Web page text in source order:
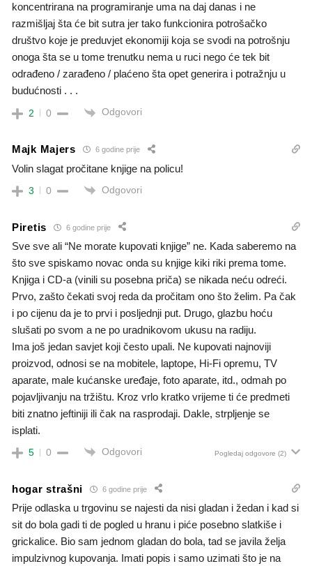
koncentrirana na programiranje uma na daj danas i ne
razmišljaj šta će bit sutra jer tako funkcionira potrošačko
društvo koje je preduvjet ekonomiji koja se svodi na potrošnju
onoga šta se u tome trenutku nema u ruci nego će tek bit
odrađeno / zarađeno / plaćeno šta opet generira i potražnju u
budućnosti . . .
2 0 Odgovori
Majk Majers 6 godine prije
Volin slagat pročitane knjige na policu!
3 0 Odgovori
Piretis 6 godine prije
Sve sve ali “Ne morate kupovati knjige” ne. Kada saberemo na
što sve spiskamo novac onda su knjige kiki riki prema tome.
Knjiga i CD-a (vinili su posebna priča) se nikada neću odreći.
Prvo, zašto čekati svoj reda da pročitam ono što želim. Pa čak
i po cijenu da je to prvi i posljednji put. Drugo, glazbu hoću
slušati po svom a ne po uradnikovom ukusu na radiju.
Ima još jedan savjet koji često upali. Ne kupovati najnoviji
proizvod, odnosi se na mobitele, laptope, Hi-Fi opremu, TV
aparate, male kućanske uređaje, foto aparate, itd., odmah po
pojavljivanju na tržištu. Kroz vrlo kratko vrijeme ti će predmeti
biti znatno jeftiniji ili čak na rasprodaji. Dakle, strpljenje se
isplati.
5 0 Odgovori Pogledaj odgovore (2)
hogar strašni 6 godine prije
Prije odlaska u trgovinu se najesti da nisi gladan i žedan i kad si
sit do bola gadi ti de pogled u hranu i piće posebno slatkiše i
grickalice. Bio sam jednom gladan do bola, tad se javila želja
impulzivnog kupovanja. Imati popis i samo uzimati što je na